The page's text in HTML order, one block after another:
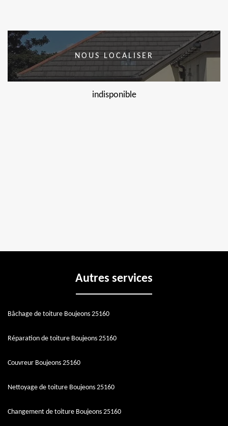
NOUS LOCALISER
indisponible
Autres services
Bâchage de toiture Boujeons 25160
Réparation de toiture Boujeons 25160
Couvreur Boujeons 25160
Nettoyage de toiture Boujeons 25160
Changement de toiture Boujeons 25160